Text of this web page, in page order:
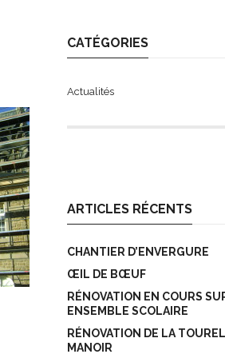
CATÉGORIES
Actualités
ARTICLES RÉCENTS
CHANTIER D’ENVERGURE
ŒIL DE BŒUF
RÉNOVATION EN COURS
ENSEMBLE SCOLAIRE
RÉNOVATION DE LA
MANOIR